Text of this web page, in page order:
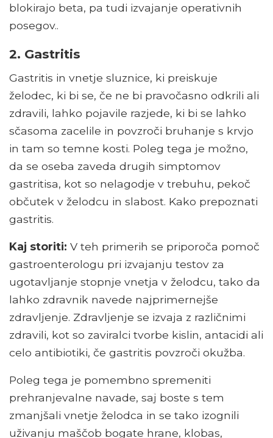
blokirajo beta, pa tudi izvajanje operativnih
posegov..
2. Gastritis
Gastritis in vnetje sluznice, ki preiskuje
želodec, ki bi se, če ne bi pravočasno odkrili ali
zdravili, lahko pojavile razjede, ki bi se lahko
sčasoma zacelile in povzroči bruhanje s krvjo
in tam so temne kosti. Poleg tega je možno,
da se oseba zaveda drugih simptomov
gastritisa, kot so nelagodje v trebuhu, pekoč
občutek v želodcu in slabost. Kako prepoznati
gastritis.
Kaj storiti: V teh primerih se priporoča pomoč
gastroenterologu pri izvajanju testov za
ugotavljanje stopnje vnetja v želodcu, tako da
lahko zdravnik navede najprimernejše
zdravljenje. Zdravljenje se izvaja z različnimi
zdravili, kot so zaviralci tvorbe kislin, antacidi ali
celo antibiotiki, če gastritis povzroči okužba.
Poleg tega je pomembno spremeniti
prehranjevalne navade, saj boste s tem
zmanjšali vnetje želodca in se tako izognili
uživanju maščob bogate hrane, klobas,